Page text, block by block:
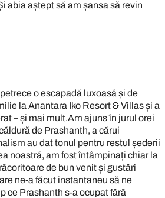
abia aștept să am șansa să revin
o escapadă luxoasă și de
la Anantara Iko Resort & Villas și a
– și mai mult.Am ajuns în jurul orei
de Prashanth, a cărui
au dat tonul pentru restul șederii
noastră, am fost întâmpinați chiar la
de bun venit și gustări
ne-a făcut instantaneu să ne
ce Prashanth s-a ocupat fără